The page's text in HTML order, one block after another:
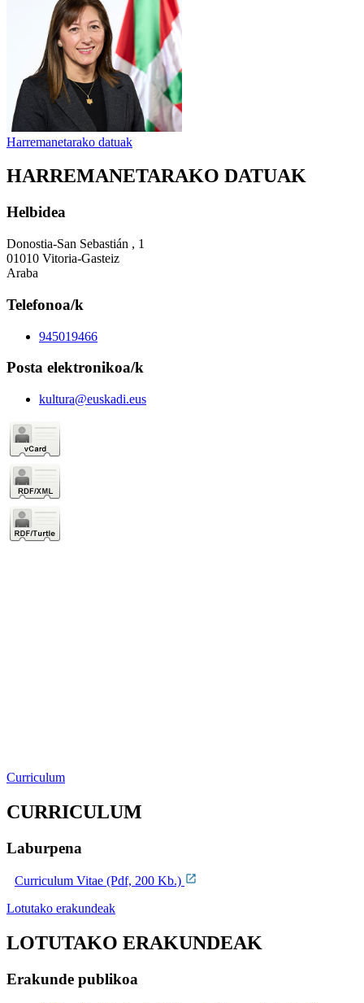
Harremanetarako datuak
HARREMANETARAKO DATUAK
Helbidea
Donostia-San Sebastián , 1
01010 Vitoria-Gasteiz
Araba
Telefonoa/k
945019466
Posta elektronikoa/k
kultura@euskadi.eus
Curriculum
CURRICULUM
Laburpena
Curriculum Vitae (Pdf, 200 Kb.)
Lotutako erakundeak
LOTUTAKO ERAKUNDEAK
Erakunde publikoa